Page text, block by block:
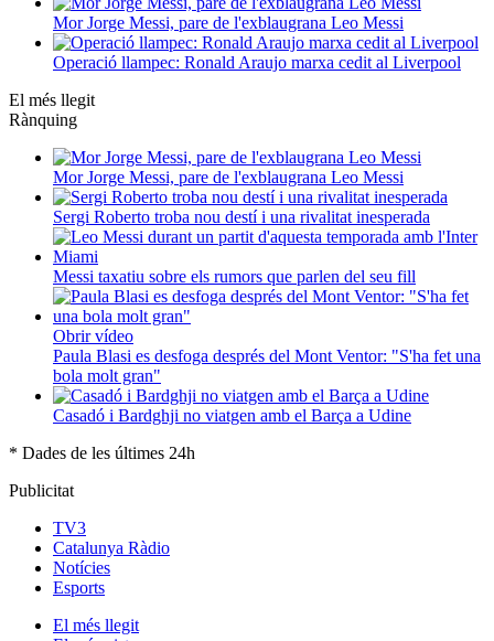
Mor Jorge Messi, pare de l'exblaugrana Leo Messi
Operació llampec: Ronald Araujo marxa cedit al Liverpool
El més llegit
Rànquing
Mor Jorge Messi, pare de l'exblaugrana Leo Messi
Sergi Roberto troba nou destí i una rivalitat inesperada
Messi taxatiu sobre els rumors que parlen del seu fill
Obrir vídeo
Paula Blasi es desfoga després del Mont Ventor: "S'ha fet una
bola molt gran"
Casadó i Bardghji no viatgen amb el Barça a Udine
* Dades de les últimes 24h
Publicitat
TV3
Catalunya Ràdio
Notícies
Esports
El més llegit